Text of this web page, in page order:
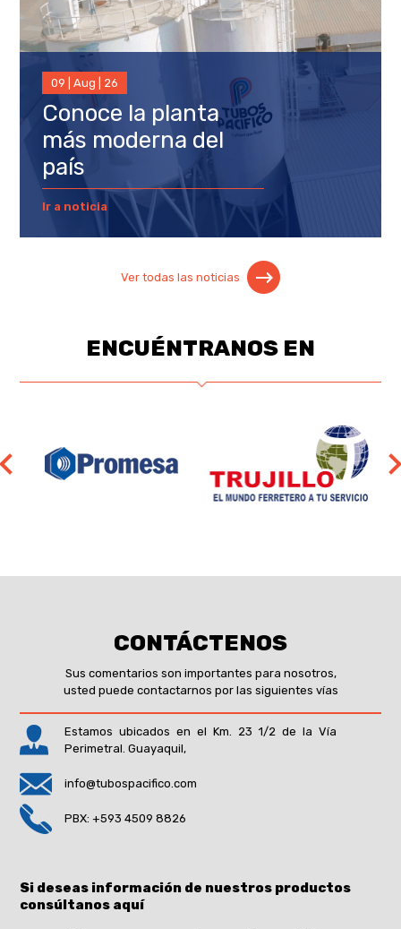
09 | Aug | 26
Conoce la planta
más moderna del
país
Ir a noticia
Ver todas las noticias
ENCUÉNTRANOS EN
kitton
◀ ▶
CONTÁCTENOS
Sus comentarios son importantes para nosotros,
usted puede contactarnos por las siguientes vías
Estamos ubicados en el Km. 23 1/2 de la Vía
Perimetral. Guayaquil,
info@tubospacifico.com
PBX: +593 4509 8826
Si deseas información de nuestros productos
consúltanos aquí